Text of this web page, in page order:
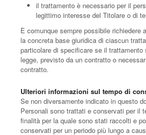
il trattamento è necessario per il
legittimo interesse del Titolare o di
È comunque sempre possibile richiedere
la concreta base giuridica di ciascun
particolare di specificare se il trattamento
legge, previsto da un contratto o
contratto.
Ulteriori informazioni sul tempo di
Se non diversamente indicato in questo
Personali sono trattati e conservati per il
finalità per la quale sono stati raccolti e
conservati per un periodo più lungo a